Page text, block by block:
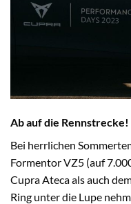
Ab auf die Rennstrecke!
Bei herrlichen
Formentor VZ5 (auf
Cupra Ateca als auch
Ring unter die Lupe